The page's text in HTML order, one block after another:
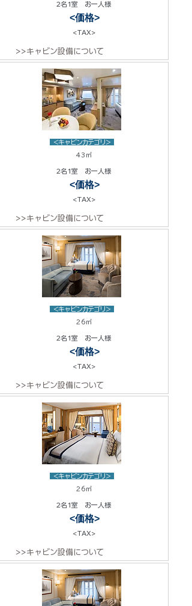
2名1室 お一人様
<価格>
<TAX>
>>キャビン設備について
<キャビンカテゴリ>
43㎡
2名1室 お一人様
<価格>
<TAX>
>>キャビン設備について
<キャビンカテゴリ>
26㎡
2名1室 お一人様
<価格>
<TAX>
>>キャビン設備について
<キャビンカテゴリ>
26㎡
2名1室 お一人様
<価格>
<TAX>
>>キャビン設備について